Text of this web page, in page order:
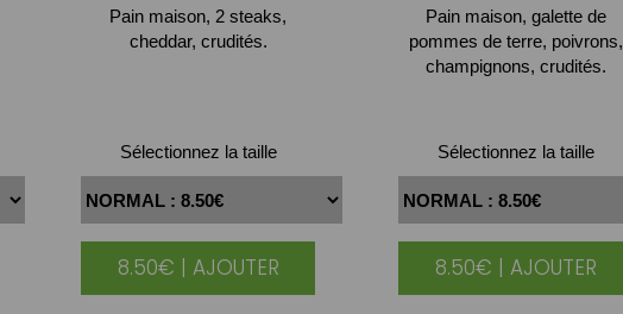
Pain maison, 2 steaks,
cheddar, crudités.
Sélectionnez la taille
8.50€ | AJOUTER
Pain maison, galette de
pommes de terre, poivrons,
champignons, crudités.
Sélectionnez la taille
8.50€ | AJOUTER